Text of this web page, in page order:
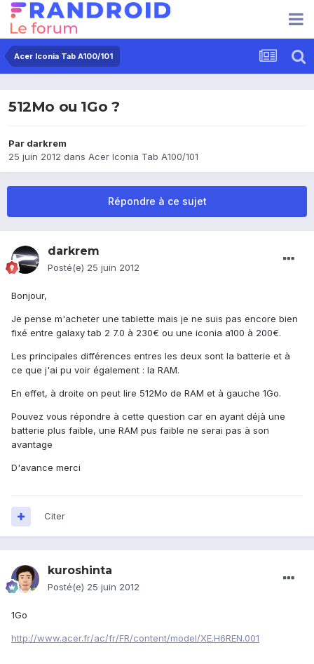
Acer Iconia Tab A100/101
512Mo ou 1Go ?
Par darkrem
25 juin 2012 dans Acer Iconia Tab A100/101
Répondre à ce sujet
darkrem
Posté(e) 25 juin 2012
Bonjour,
Je pense m'acheter une tablette mais je ne suis pas encore bien
fixé entre galaxy tab 2 7.0 à 230€ ou une iconia a100 à 200€.
Les principales différences entres les deux sont la batterie et à
ce que j'ai pu voir également : la RAM.
En effet, à droite on peut lire 512Mo de RAM et à gauche 1Go.
Pouvez vous répondre à cette question car en ayant déjà une
batterie plus faible, une RAM pus faible ne serai pas à son
avantage
D'avance merci
Citer
kuroshinta
Posté(e) 25 juin 2012
1Go
http://www.acer.fr/ac/fr/FR/content/model/XE.H6REN.001